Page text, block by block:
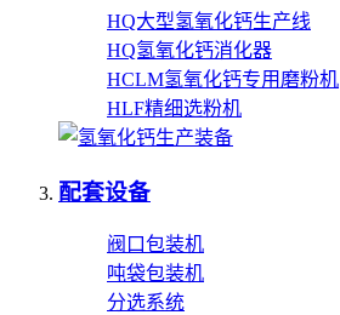
HQ大型氢氧化钙生产线
HQ氢氧化钙消化器
HCLM氢氧化钙专用磨粉机
HLF精细选粉机
配套设备
阀口包装机
吨袋包装机
分选系统